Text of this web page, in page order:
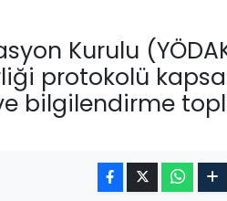
Kurulu
protokolü
bilgilendirme